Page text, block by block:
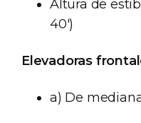
Altura de
40')
Elevadoras
a) De